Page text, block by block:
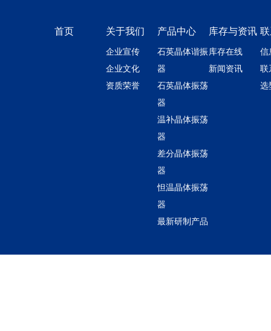
首页 关于我们
企业宣传
企业文化
资质荣誉
产品中心
石英晶体谐振
器
石英晶体振荡
器
温补晶体振荡
器
差分晶体振荡
器
怛温晶体振荡
器
最新研制产品
库存与资讯
库存在线
新闻资讯
信
联
选